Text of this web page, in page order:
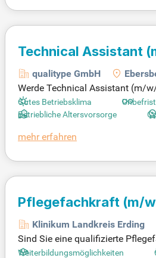
Technical Assistant
qualitype GmbH
Werde Technical Assistant (m/
antwortlich Laboranalysen und
chelproben sowie die
re Assistenzausbildung ist
Gutes Betriebsklima
Betriebliche Altersvorsorge
mehr erfahren
Pflegefachkraft (m/
Pulmologie
Klinikum Landkreis Erding
Sind Sie eine qualifizierte
on Menschen und die Fähigkeit
Weiterbildungsmöglichkeiten